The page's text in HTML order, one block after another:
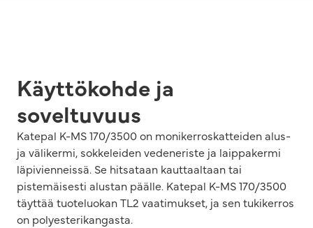
Käyttökohde ja
soveltuvuus
Katepal K-MS 170/3500 on monikerroskatteiden alus-
ja välikermi, sokkeleiden vedeneriste ja laippakermi
läpivienneissä. Se hitsataan kauttaaltaan tai
pistemäisesti alustan päälle. Katepal K-MS 170/3500
täyttää tuoteluokan TL2 vaatimukset, ja sen tukikerros
on polyesterikangasta.